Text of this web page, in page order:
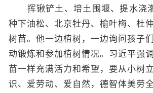
挥锹铲土、培土围堰、提水浇
种下油松、北京牡丹、榆叶梅、杜
树苗。他一边植树，一边询问孩子
动锻炼和参加植树情况。习近平强
苗一样充满活力和希望，要从小树
识、爱劳动、爱自然，德智体美劳